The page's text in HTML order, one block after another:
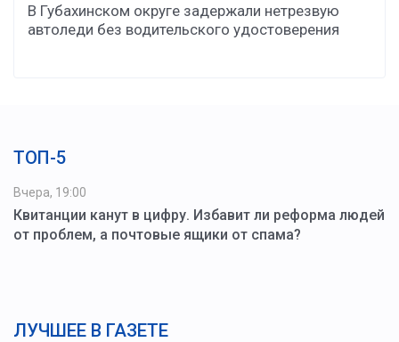
В Губахинском округе задержали нетрезвую
автоледи без водительского удостоверения
ТОП-5
Вчера, 19:00
Квитанции канут в цифру. Избавит ли реформа людей
от проблем, а почтовые ящики от спама?
ЛУЧШЕЕ В ГАЗЕТЕ